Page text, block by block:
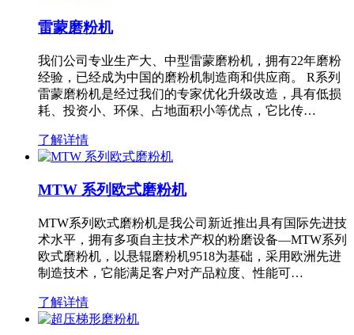
雷蒙磨粉机
我们公司专业生产大、中型雷蒙磨粉机，拥有22年磨粉
经验，已经成为中国的磨粉机制造商和供应商。 R系列
雷蒙磨粉机是经过我们的专家优化升级改造，具有低损
耗、投资小、环保、占地面积小等优点，它比传…
了解详情
MTW 系列欧式磨粉机
MTW系列欧式磨粉机是我公司新近推出具有国际先进技
术水平，拥有多项自主技术产权的粉磨设备—MTW系列
欧式磨粉机，以悬辊磨粉机9518为基础，采用欧洲先进
制造技术，它能满足客户对产品粒度、性能可…
了解详情